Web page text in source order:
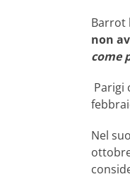
Barrot
non
come
Parigi
Nel